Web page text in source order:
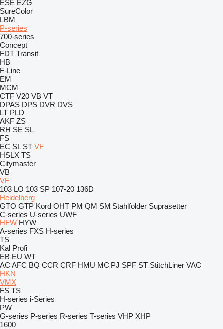
ESE EZG
SureColor
LBM
P-series
700-series
Concept
FDT Transit
HB
F-Line
EM
MCM
CTF V20 VB VT
DPAS DPS DVR DVS
LT PLD
AKF ZS
RH SE SL
FS
EC SL ST VF
HSLX TS
Citymaster
VB
VF
103 LO 103 SP 107-20 136D
Heidelberg
GTO GTP Kord OHT PM QM SM Stahlfolder Suprasetter
C-series U-series UWF
HFW HYW
A-series FXS H-series
TS
Kal Profi
EB EU WT
AC AFC BQ CCR CRF HMU MC PJ SPF ST StitchLiner VAC
HKN
VMX
FS TS
H-series i-Series
PW
G-series P-series R-series T-series VHP XHP
1600